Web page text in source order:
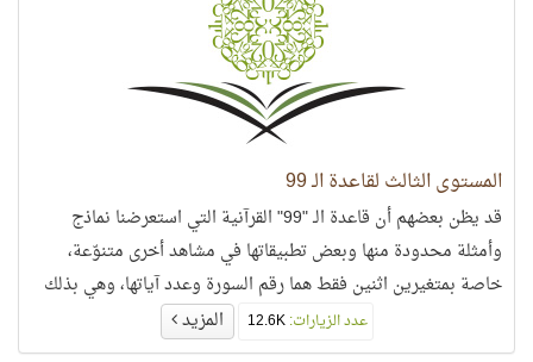
المستوى الثالث لقاعدة الـ 99
قد يظن بعضهم أن قاعدة الـ "99" القرآنية التي استعرضنا نماذج
وأمثلة محدودة منها وبعض تطبيقاتها في مشاهد أخرى متنوّعة،
خاصة بمتغيرين اثنين فقط هما رقم السورة وعدد آياتها، وهي بذلك
خاصة بالسور دون غيرها،عدد الزيارات:12.6K المزيد